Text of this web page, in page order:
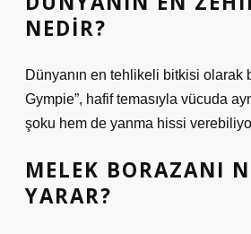
NEDIR?
Dünyanın en tehlikeli bitkisi olarak
Gympie”, hafif temasıyla vücuda
şoku hem de yanma hissi
MELEK BORAZANI
YARAR?